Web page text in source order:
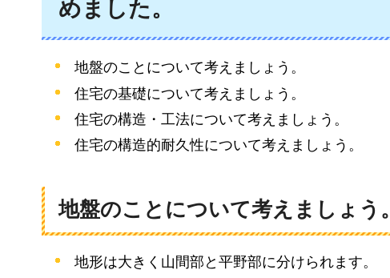
めました。
地盤のことについて考えましょう。
住宅の基礎について考えましょう。
住宅の構造・工法について考えましょう。
住宅の構造的耐久性について考えましょう。
地盤のことについて考えましょう。
地形は大きく山間部と平野部に分けられます。